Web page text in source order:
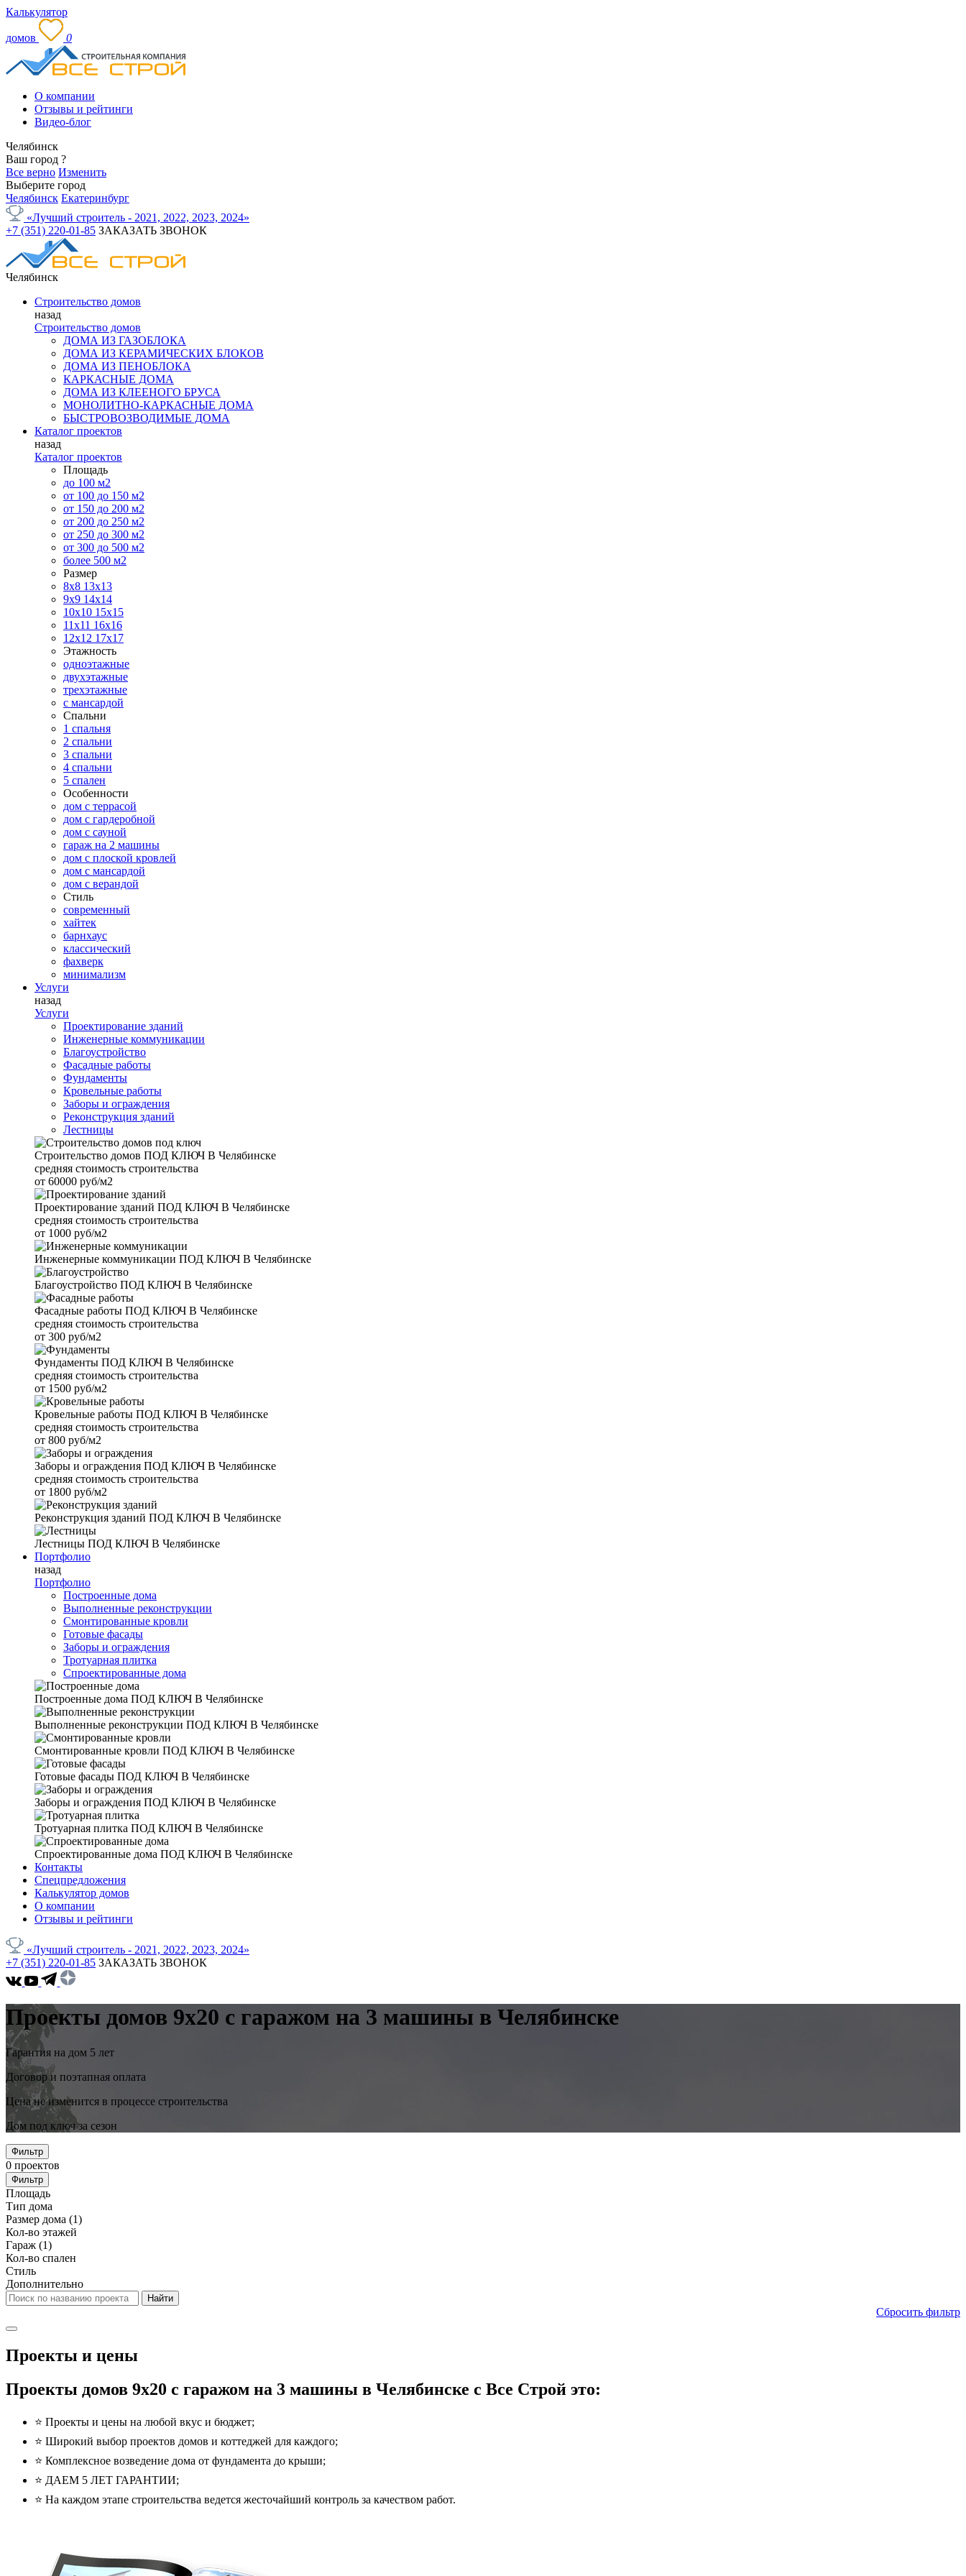
Калькулятор
домов 0
О компании
Отзывы и рейтинги
Видео-блог
Челябинск
Ваш город ?
Все верно Изменить
Выберите город
Челябинск Екатеринбург
«Лучший строитель - 2021, 2022, 2023, 2024»
+7 (351) 220-01-85 ЗАКАЗАТЬ ЗВОНОК
Челябинск
Строительство домов
назад
Строительство домов
ДОМА ИЗ ГАЗОБЛОКА
ДОМА ИЗ КЕРАМИЧЕСКИХ БЛОКОВ
ДОМА ИЗ ПЕНОБЛОКА
КАРКАСНЫЕ ДОМА
ДОМА ИЗ КЛЕЕНОГО БРУСА
МОНОЛИТНО-КАРКАСНЫЕ ДОМА
БЫСТРОВОЗВОДИМЫЕ ДОМА
Каталог проектов
назад
Каталог проектов
Площадь
до 100 м2
от 100 до 150 м2
от 150 до 200 м2
от 200 до 250 м2
от 250 до 300 м2
от 300 до 500 м2
более 500 м2
Размер
8х8 13х13
9х9 14х14
10х10 15х15
11x11 16х16
12х12 17х17
Этажность
одноэтажные
двухэтажные
трехэтажные
с мансардой
Спальни
1 спальня
2 спальни
3 спальни
4 спальни
5 спален
Особенности
дом с террасой
дом с гардеробной
дом с сауной
гараж на 2 машины
дом с плоской кровлей
дом с мансардой
дом с верандой
Стиль
современный
хайтек
барнхаус
классический
фахверк
минимализм
Услуги
назад
Услуги
Проектирование зданий
Инженерные коммуникации
Благоустройство
Фасадные работы
Фундаменты
Кровельные работы
Заборы и ограждения
Реконструкция зданий
Лестницы
Строительство домов ПОД КЛЮЧ В Челябинске
средняя стоимость строительства
от 60000 руб/м2
Проектирование зданий ПОД КЛЮЧ В Челябинске
средняя стоимость строительства
от 1000 руб/м2
Инженерные коммуникации ПОД КЛЮЧ В Челябинске
Благоустройство ПОД КЛЮЧ В Челябинске
Фасадные работы ПОД КЛЮЧ В Челябинске
средняя стоимость строительства
от 300 руб/м2
Фундаменты ПОД КЛЮЧ В Челябинске
средняя стоимость строительства
от 1500 руб/м2
Кровельные работы ПОД КЛЮЧ В Челябинске
средняя стоимость строительства
от 800 руб/м2
Заборы и ограждения ПОД КЛЮЧ В Челябинске
средняя стоимость строительства
от 1800 руб/м2
Реконструкция зданий ПОД КЛЮЧ В Челябинске
Лестницы ПОД КЛЮЧ В Челябинске
Портфолио
назад
Портфолио
Построенные дома
Выполненные реконструкции
Смонтированные кровли
Готовые фасады
Заборы и ограждения
Тротуарная плитка
Спроектированные дома
Построенные дома ПОД КЛЮЧ В Челябинске
Выполненные реконструкции ПОД КЛЮЧ В Челябинске
Смонтированные кровли ПОД КЛЮЧ В Челябинске
Готовые фасады ПОД КЛЮЧ В Челябинске
Заборы и ограждения ПОД КЛЮЧ В Челябинске
Тротуарная плитка ПОД КЛЮЧ В Челябинске
Спроектированные дома ПОД КЛЮЧ В Челябинске
Контакты
Спецпредложения
Калькулятор домов
О компании
Отзывы и рейтинги
«Лучший строитель - 2021, 2022, 2023, 2024»
+7 (351) 220-01-85 ЗАКАЗАТЬ ЗВОНОК
Проекты домов 9x20 с гаражом на 3 машины в Челябинске
Гарантия на дом 5 лет
Договор и поэтапная оплата
Цена не изменится в процессе строительства
Дом под ключ за сезон
Фильтр
0 проектов
Фильтр
Площадь
Тип дома
Размер дома (1)
Кол-во этажей
Гараж (1)
Кол-во спален
Стиль
Дополнительно
Сбросить фильтр
Проекты и цены
Проекты домов 9x20 с гаражом на 3 машины в Челябинске с Все Строй это:
⭐️ Проекты и цены на любой вкус и бюджет;
⭐️ Широкий выбор проектов домов и коттеджей для каждого;
⭐️ Комплексное возведение дома от фундамента до крыши;
⭐️ ДАЕМ 5 ЛЕТ ГАРАНТИИ;
⭐️ На каждом этапе строительства ведется жесточайший контроль за качеством работ.